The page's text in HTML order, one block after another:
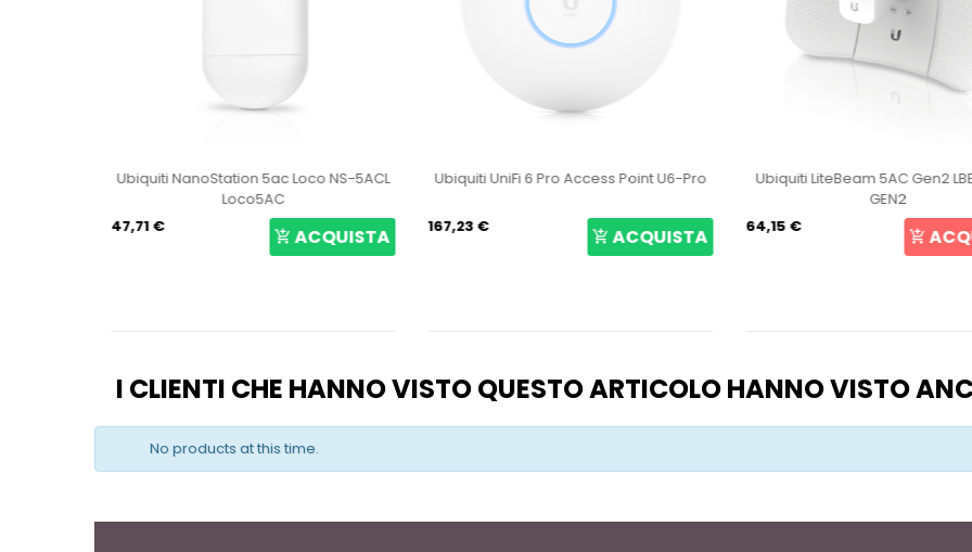
Ubiquiti UniFi 6 Pro Access Point U6-Pro
167,23 € ACQUISTA
Ubiquiti LiteBeam 5AC Gen2 LBE-5AC-
64,15 €
ACQUISTA
Ubiquiti UniFi Access Point
105,69 €
I CLIENTI CHE HANNO VISTO QUESTO ARTICOLO HANNO VISTO
No products at this time.